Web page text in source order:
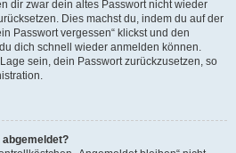
dir zwar dein altes Passwort nicht wieder
Dies machst du, indem du auf der
Passwort vergessen“ klickst und den
dich schnell wieder anmelden können.
sein, dein Passwort zurückzusetzen, so